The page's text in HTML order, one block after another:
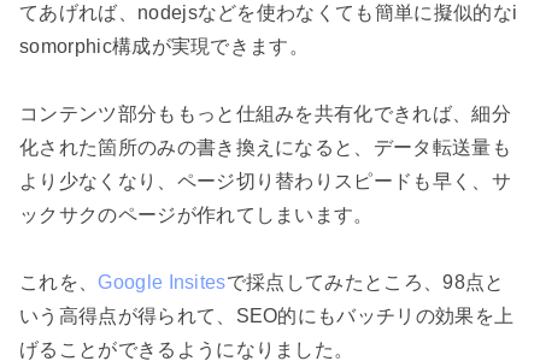
てあげれば、nodejsなどを使わなくても簡単に擬似的なi
somorphic構成が実現できます。
コンテンツ部分ももっと仕組みを共有化できれば、細分
化された箇所のみの書き換えになると、データ転送量も
より少なくなり、ページ切り替わりスピードも早く、サ
ックサクのページが作れてしまいます。
これを、 Google Insitesで採点してみたところ、98点と
いう高得点が得られて、SEO的にもバッチリの効果を上
げることができるようになりました。